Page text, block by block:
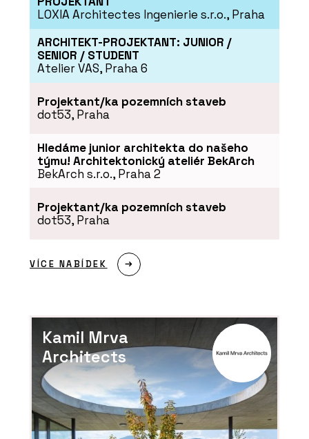
O FIRMĚ
originálním vypínačům
LOXIA Architectes Ingenierie s.r.o., Praha
ARCHITEKT-PROJEKTANT: JUNIOR /
SENIOR / STUDENT
Atelier VAS, Praha 6
Projektant/ka pozemních staveb
dot53, Praha
Hledáme junior architekta do našeho
týmu! Architektonický ateliér BekArch
BekArch s.r.o., Praha 2
Projektant/ka pozemních staveb
dot53, Praha
VÍCE NABÍDEK
Kamil Mrva
Architects